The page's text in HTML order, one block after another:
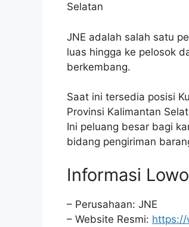
Selatan
JNE adalah salah satu
luas hingga ke pelosok
berkembang.
Saat ini tersedia posisi
Provinsi Kalimantan
Ini peluang besar bagi
bidang pengiriman
Informasi
– Perusahaan: JNE
– Website Resmi: https://